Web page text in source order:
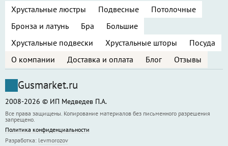
Хрустальные люстры Подвесные
Потолочные
Бронза и латунь
Бра
Большие
Хрустальные подвески
Хрустальные шторы Посуда
О компании Доставка и оплата Блог Отзывы
Gusmarket.ru
2008-2026 © ИП Медведев П.А.
Все права защищены. Копирование материалов без письменного разрешения
запрещено.
Политика конфиденциальности
Разработка: levmorozov